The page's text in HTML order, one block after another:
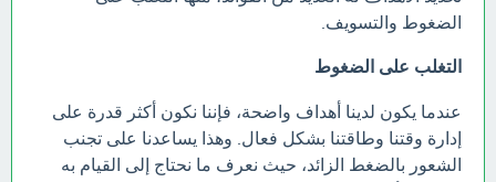
الضغوط والتسويف.
التغلب على الضغوط
عندما يكون لدينا أهداف واضحة، فإننا نكون أكثر قدرة على
إدارة وقتنا وطاقتنا بشكل فعال. وهذا يساعدنا على تجنب
الشعور بالضغط الزائد، حيث نعرف ما نحتاج إلى القيام به